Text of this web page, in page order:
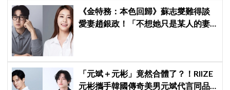
《金特務：本色回歸》蘇志燮難得談
愛妻趙銀政！「不想她只是某人的妻
「元斌＋元彬」竟然合體了？！RIIZE
元彬攜手韓國傳奇美男元斌代言同品